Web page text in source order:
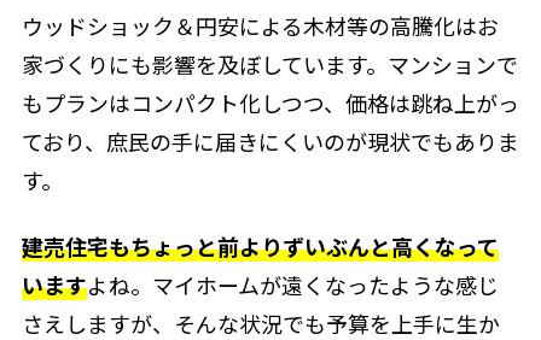
ウッドショック＆円安による木材等の高騰化はお
家づくりにも影響を及ぼしています。マンションで
もプランはコンパクト化しつつ、価格は跳ね上がっ
ており、庶民の手に届きにくいのが現状でもありま
す。
建売住宅もちょっと前よりずいぶんと高くなって
いますよね。マイホームが遠くなったような感じ
さえしますが、そんな状況でも予算を上手に生か